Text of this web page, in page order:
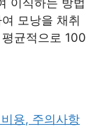
모낭을 채취
균적으로 100
용, 주의사항